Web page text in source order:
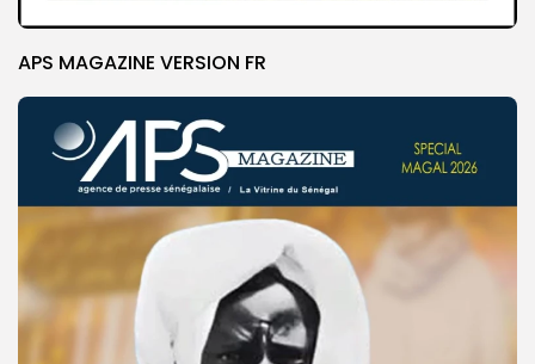
APS MAGAZINE VERSION FR